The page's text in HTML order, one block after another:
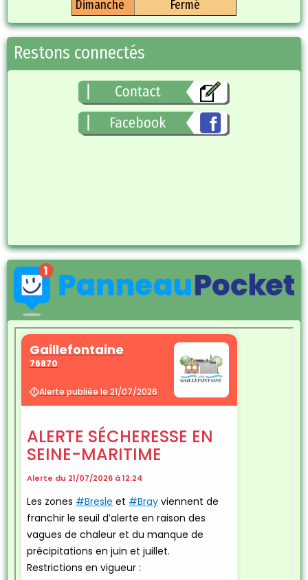
Dimanche
Fermé
Restons connectés